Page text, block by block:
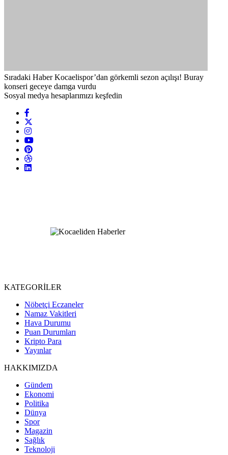
Sıradaki Haber Kocaelispor’dan görkemli sezon açılışı! Buray
konseri geceye damga vurdu
Sosyal medya hesaplarımızı keşfedin
KATEGORİLER
Nöbetçi Eczaneler
Namaz Vakitleri
Hava Durumu
Puan Durumları
Kripto Para
Yayınlar
HAKKIMIZDA
Gündem
Ekonomi
Politika
Dünya
Spor
Magazin
Sağlık
Teknoloji